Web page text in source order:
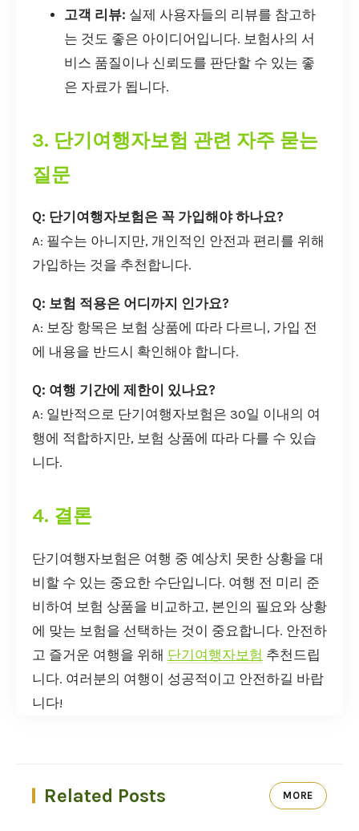
고객 리뷰: 실제 사용자들의 리뷰를 참고하
는 것도 좋은 아이디어입니다. 보험사의 서
비스 품질이나 신뢰도를 판단할 수 있는 좋
은 자료가 됩니다.
3. 단기여행자보험 관련 자주 묻는
질문
Q: 단기여행자보험은 꼭 가입해야 하나요?
A: 필수는 아니지만, 개인적인 안전과 편리를 위해
가입하는 것을 추천합니다.
Q: 보험 적용은 어디까지 인가요?
A: 보장 항목은 보험 상품에 따라 다르니, 가입 전
에 내용을 반드시 확인해야 합니다.
Q: 여행 기간에 제한이 있나요?
A: 일반적으로 단기여행자보험은 30일 이내의 여
행에 적합하지만, 보험 상품에 따라 다를 수 있습
니다.
4. 결론
단기여행자보험은 여행 중 예상치 못한 상황을 대
비할 수 있는 중요한 수단입니다. 여행 전 미리 준
비하여 보험 상품을 비교하고, 본인의 필요와 상황
에 맞는 보험을 선택하는 것이 중요합니다. 안전하
고 즐거운 여행을 위해 단기여행자보험 추천드립
니다. 여러분의 여행이 성공적이고 안전하길 바랍
니다!
Related Posts MORE